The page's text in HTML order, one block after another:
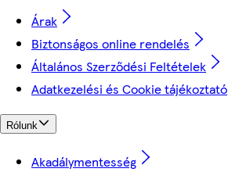
Árak
Biztonságos online rendelés
Általános Szerződési Feltételek
Adatkezelési és Cookie tájékoztató
Rólunk
Akadálymentesség